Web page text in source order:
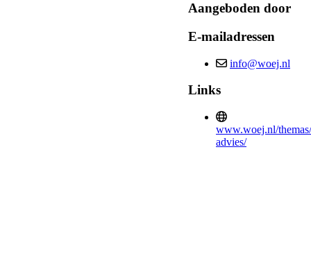
Aangeboden door
E-mailadressen
info@woej.nl
Links
www.woej.nl/
advies/